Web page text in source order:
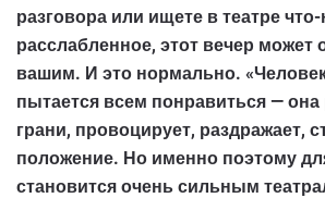
разговора или ищете в театре
расслабленное, этот вечер может
вашим. И это нормально.
пытается всем понравиться — она
грани, провоцирует, раздражает,
положение. Но именно поэтому
становится очень сильным